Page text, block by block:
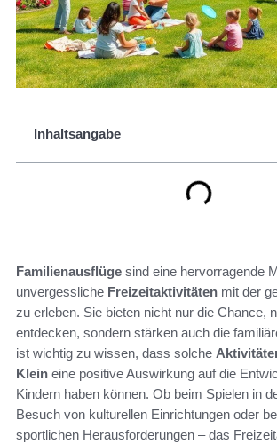
Inhaltsangabe
Familienausflüge sind eine hervorragende
unvergessliche Freizeitaktivitäten mit der
zu erleben. Sie bieten nicht nur die Chance,
entdecken, sondern stärken auch die
ist wichtig zu wissen, dass solche
Klein eine positive Auswirkung auf die
Kindern haben können. Ob beim Spielen in
Besuch von kulturellen Einrichtungen oder
sportlichen Herausforderungen – das